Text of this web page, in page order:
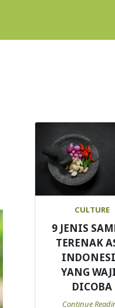
CULTURE
9 JENIS
TERENAK
YANG
DICOBA
Continue